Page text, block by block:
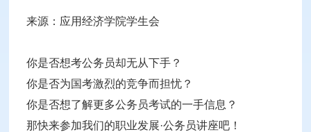
来源：应用经济学院学生会
你是否想考公务员却无从下手？
你是否为国考激烈的竞争而担忧？
你是否想了解更多公务员考试的一手信息？
那快来参加我们的职业发展·公务员讲座吧！